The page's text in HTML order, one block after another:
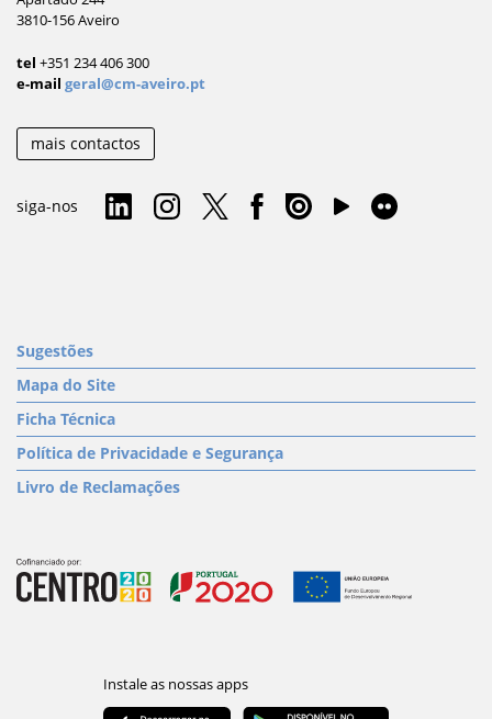
3810-156 Aveiro
tel +351 234 406 300
e-mail geral@cm-aveiro.pt
mais contactos
siga-nos
Sugestões
Mapa do Site
Ficha Técnica
Política de Privacidade e Segurança
Livro de Reclamações